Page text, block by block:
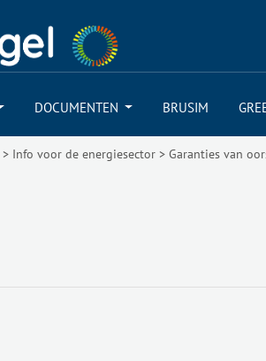
DOCUMENTEN BRUSIM
> Info voor de energiesector > Garanties van